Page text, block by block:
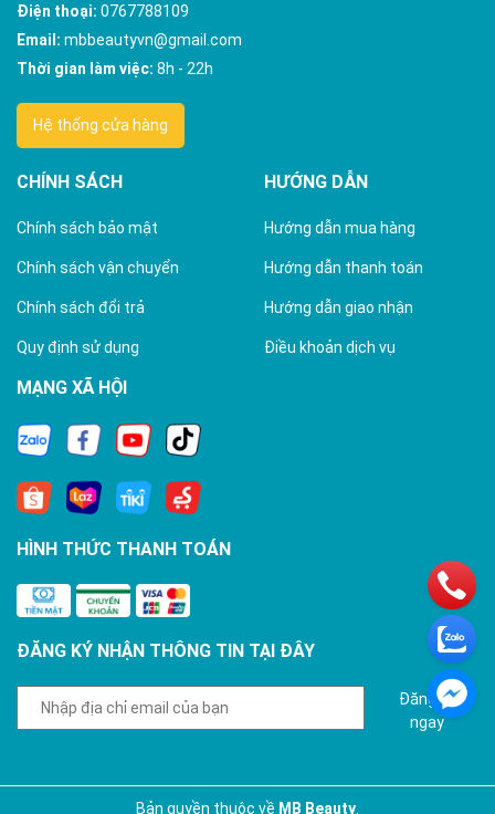
Điện thoại: 0767788109
Email: mbbeautyvn@gmail.com
Thời gian làm việc: 8h - 22h
Hệ thống cửa hàng
CHÍNH SÁCH
Chính sách bảo mật
Chính sách vận chuyển
Chính sách đổi trả
Quy định sử dụng
HƯỚNG DẪN
Hướng dẫn mua hàng
Hướng dẫn thanh toán
Hướng dẫn giao nhận
Điều khoản dịch vụ
MẠNG XÃ HỘI
HÌNH THỨC THANH TOÁN
ĐĂNG KÝ NHẬN THÔNG TIN TẠI ĐÂY
Đăng ký
ngay
Bản quyền thuộc về MB Beauty